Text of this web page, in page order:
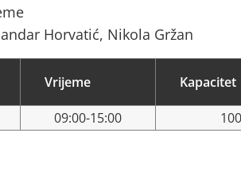
Horvatić, Nikola Gržan
Vrijeme Kapacitet
09:00-15:00 100